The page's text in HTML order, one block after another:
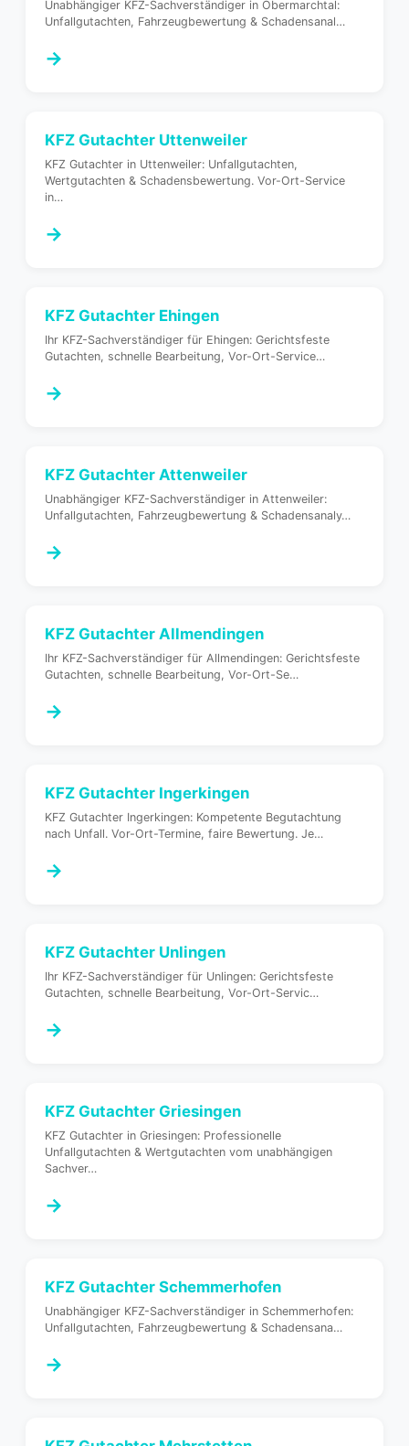
Unabhängiger KFZ-Sachverständiger in Obermarchtal:
Unfallgutachten, Fahrzeugbewertung & Schadensanal…
→
KFZ Gutachter Uttenweiler
KFZ Gutachter in Uttenweiler: Unfallgutachten,
Wertgutachten & Schadensbewertung. Vor-Ort-Service
in…
→
KFZ Gutachter Ehingen
Ihr KFZ-Sachverständiger für Ehingen: Gerichtsfeste
Gutachten, schnelle Bearbeitung, Vor-Ort-Service…
→
KFZ Gutachter Attenweiler
Unabhängiger KFZ-Sachverständiger in Attenweiler:
Unfallgutachten, Fahrzeugbewertung & Schadensanaly…
→
KFZ Gutachter Allmendingen
Ihr KFZ-Sachverständiger für Allmendingen: Gerichtsfeste
Gutachten, schnelle Bearbeitung, Vor-Ort-Se…
→
KFZ Gutachter Ingerkingen
KFZ Gutachter Ingerkingen: Kompetente Begutachtung
nach Unfall. Vor-Ort-Termine, faire Bewertung. Je…
→
KFZ Gutachter Unlingen
Ihr KFZ-Sachverständiger für Unlingen: Gerichtsfeste
Gutachten, schnelle Bearbeitung, Vor-Ort-Servic…
→
KFZ Gutachter Griesingen
KFZ Gutachter in Griesingen: Professionelle
Unfallgutachten & Wertgutachten vom unabhängigen
Sachver…
→
KFZ Gutachter Schemmerhofen
Unabhängiger KFZ-Sachverständiger in Schemmerhofen:
Unfallgutachten, Fahrzeugbewertung & Schadensana…
→